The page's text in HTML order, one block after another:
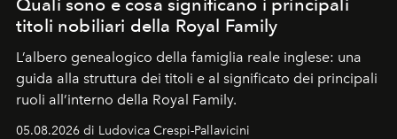
titoli nobiliari della Royal Family
L’albero genealogico della famiglia reale inglese: una
guida alla struttura dei titoli e al significato dei principali
ruoli all’interno della Royal Family.
05.08.2026 di Ludovica Crespi-Pallavicini